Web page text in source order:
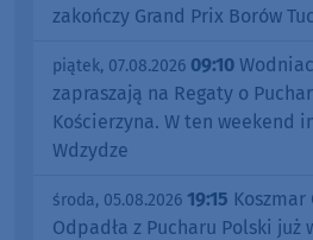
zakończy Grand Prix Borów
piątek, 07.08.2026 09:10
zapraszają na Regaty o
Kościerzyna. W ten weekend
Wdzydze
środa, 05.08.2026 19:15
Odpadła z Pucharu Polski już